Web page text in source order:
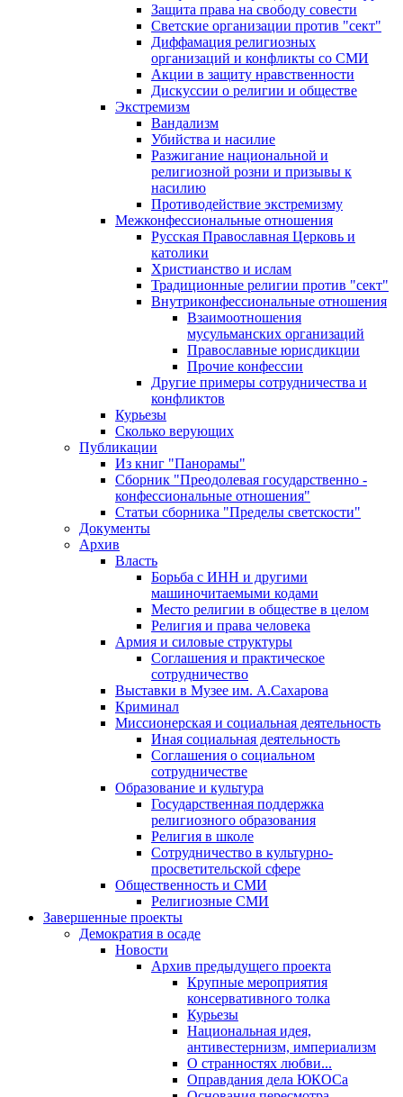
Защита права на свободу совести
Светские организации против "сект"
Диффамация религиозных
организаций и конфликты со СМИ
Акции в защиту нравственности
Дискуссии о религии и обществе
Экстремизм
Вандализм
Убийства и насилие
Разжигание национальной и
религиозной розни и призывы к
насилию
Противодействие экстремизму
Межконфессиональные отношения
Русская Православная Церковь и
католики
Христианство и ислам
Традиционные религии против "сект"
Внутриконфессиональные отношения
Взаимоотношения
мусульманских организаций
Православные юрисдикции
Прочие конфессии
Другие примеры сотрудничества и
конфликтов
Курьезы
Сколько верующих
Публикации
Из книг "Панорамы"
Сборник "Преодолевая государственно -
конфессиональные отношения"
Статьи сборника "Пределы светскости"
Документы
Архив
Власть
Борьба с ИНН и другими
машиночитаемыми кодами
Место религии в обществе в целом
Религия и права человека
Армия и силовые структуры
Соглашения и практическое
сотрудничество
Выставки в Музее им. А.Сахарова
Криминал
Миссионерская и социальная деятельность
Иная социальная деятельность
Соглашения о социальном
сотрудничестве
Образование и культура
Государственная поддержка
религиозного образования
Религия в школе
Сотрудничество в культурно-
просветительской сфере
Общественность и СМИ
Религиозные СМИ
Завершенные проекты
Демократия в осаде
Новости
Архив предыдущего проекта
Крупные мероприятия
консервативного толка
Курьезы
Национальная идея,
антивестернизм, империализм
О странностях любви...
Оправдания дела ЮКОСа